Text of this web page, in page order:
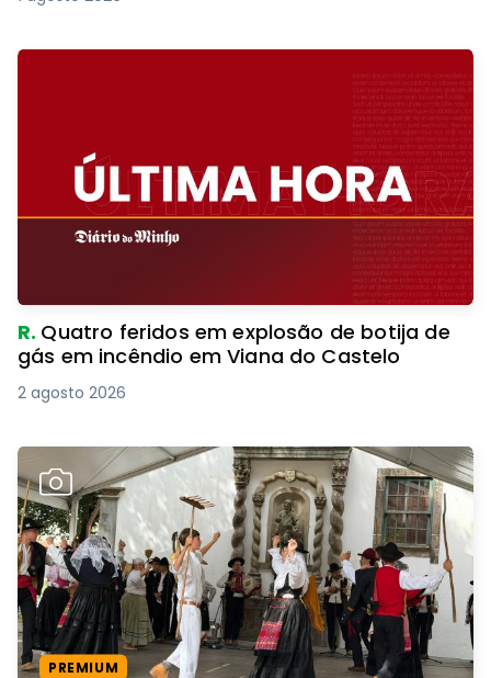
R. Quatro feridos em explosão de botija de
gás em incêndio em Viana do Castelo
2 agosto 2026
PREMIUM